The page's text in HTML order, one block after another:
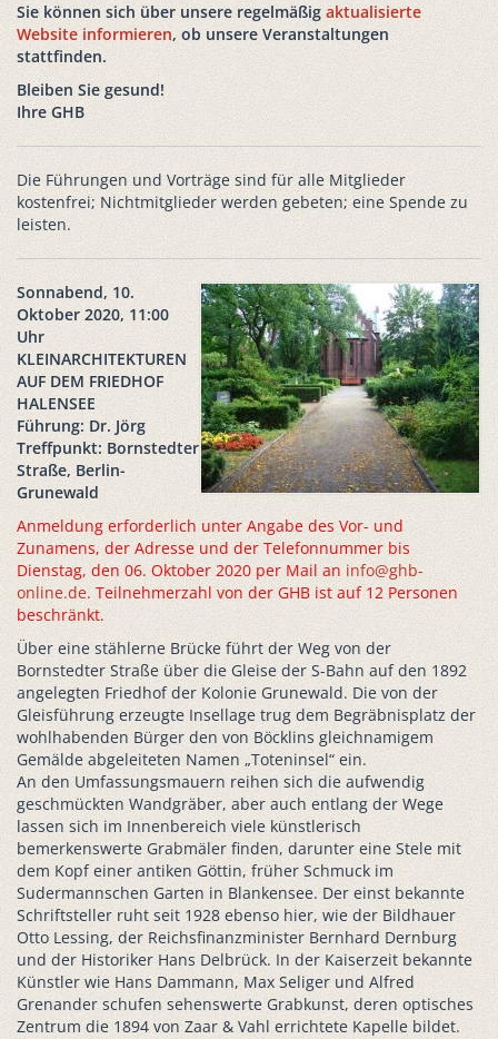
Sie können sich über unsere regelmäßig aktualisierte
Website informieren, ob unsere Veranstaltungen
stattfinden.
Bleiben Sie gesund!
Ihre GHB
Die Führungen und Vorträge sind für alle Mitglieder
kostenfrei; Nichtmitglieder werden gebeten; eine Spende zu
leisten.
Sonnabend, 10.
Oktober 2020, 11:00
Uhr
KLEINARCHITEKTUREN
AUF DEM FRIEDHOF
HALENSEE
Führung: Dr. Jörg
Treffpunkt: Bornstedter
Straße, Berlin-
Grunewald
Anmeldung erforderlich unter Angabe des Vor- und
Zunamens, der Adresse und der Telefonnummer bis
Dienstag, den 06. Oktober 2020 per Mail an info@ghb-
online.de. Teilnehmerzahl von der GHB ist auf 12 Personen
beschränkt.
Über eine stählerne Brücke führt der Weg von der
Bornstedter Straße über die Gleise der S-Bahn auf den 1892
angelegten Friedhof der Kolonie Grunewald. Die von der
Gleisführung erzeugte Insellage trug dem Begräbnisplatz der
wohlhabenden Bürger den von Böcklins gleichnamigem
Gemälde abgeleiteten Namen „Toteninsel“ ein.
An den Umfassungsmauern reihen sich die aufwendig
geschmückten Wandgräber, aber auch entlang der Wege
lassen sich im Innenbereich viele künstlerisch
bemerkenswerte Grabmäler finden, darunter eine Stele mit
dem Kopf einer antiken Göttin, früher Schmuck im
Sudermannschen Garten in Blankensee. Der einst bekannte
Schriftsteller ruht seit 1928 ebenso hier, wie der Bildhauer
Otto Lessing, der Reichsfinanzminister Bernhard Dernburg
und der Historiker Hans Delbrück. In der Kaiserzeit bekannte
Künstler wie Hans Dammann, Max Seliger und Alfred
Grenander schufen sehenswerte Grabkunst, deren optisches
Zentrum die 1894 von Zaar & Vahl errichtete Kapelle bildet.